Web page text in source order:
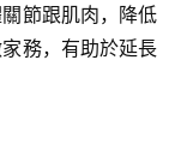
節跟肌肉，降低
務，有助於延長